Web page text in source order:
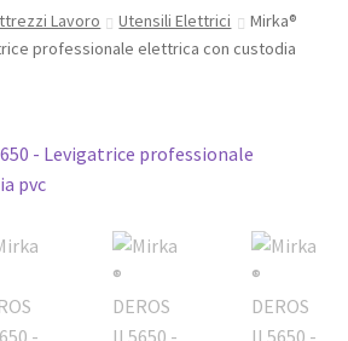
Lavoro Utensili Elettrici
Mirka®
professionale elettrica con custodia